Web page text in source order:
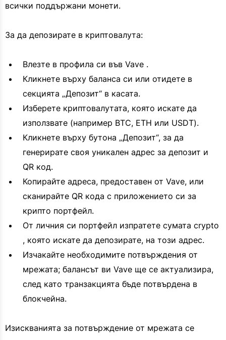
всички поддържани монети.
За да депозирате в криптовалута:
Влезте в профила си във Vave .
Кликнете върху баланса си или отидете в
секцията „Депозит“ в касата.
Изберете криптовалутата, която искате да
използвате (например BTC, ETH или USDT).
Кликнете върху бутона „Депозит“, за да
генерирате своя уникален адрес за депозит и
QR код.
Копирайте адреса, предоставен от Vave, или
сканирайте QR кода с приложението си за
крипто портфейл.
От личния си портфейл изпратете сумата crypto
, която искате да депозирате, на този адрес.
Изчакайте необходимите потвърждения от
мрежата; балансът ви Vave ще се актуализира,
след като транзакцията бъде потвърдена в
блокчейна.
Изискванията за потвърждение от мрежата се